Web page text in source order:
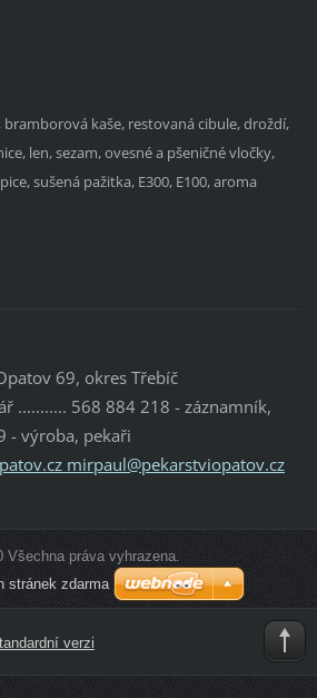
bramborová kaše, restovaná cibule, droždí,
len, sezam, ovesné a pšeničné vločky,
sušená pažitka, E300, E100, aroma
69, okres Třebíč
........... 568 884 218 - záznamník,
- výroba, pekaři
mirpaul@pekarstviopatov.cz
Všechna práva vyhrazena.
stránek zdarma
verzi